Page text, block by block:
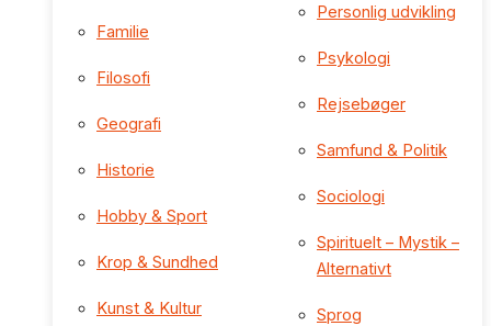
Familie
Filosofi
Geografi
Historie
Hobby & Sport
Krop & Sundhed
Kunst & Kultur
Personlig udvikling
Psykologi
Rejsebøger
Samfund & Politik
Sociologi
Spirituelt – Mystik –
Alternativt
Sprog